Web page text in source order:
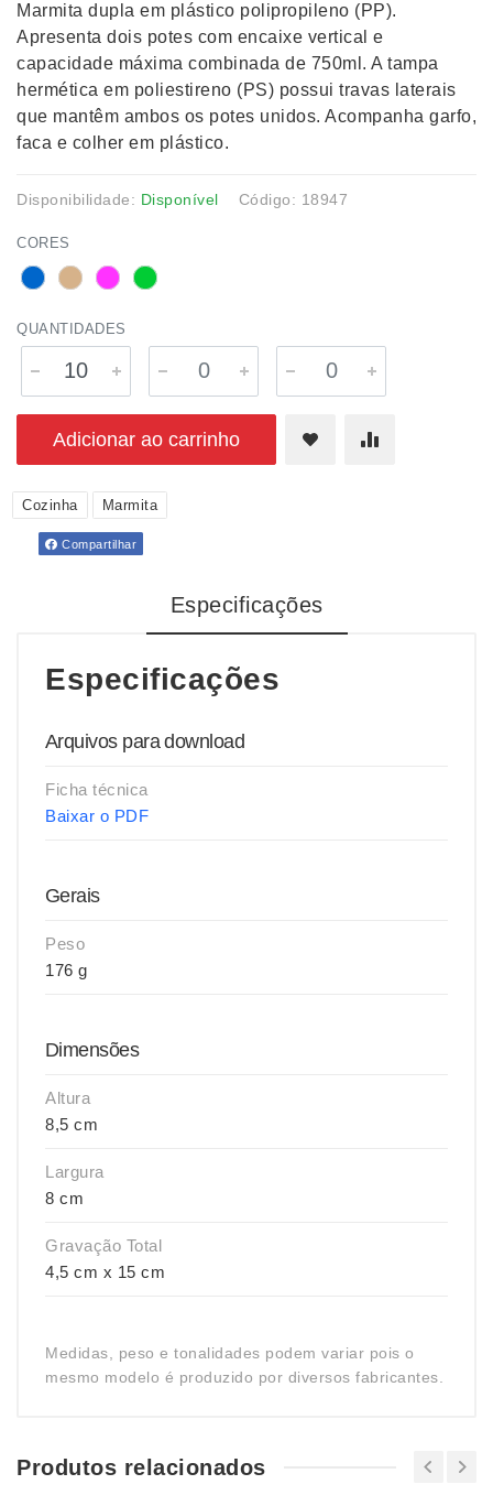
Marmita dupla em plástico polipropileno (PP).
Apresenta dois potes com encaixe vertical e
capacidade máxima combinada de 750ml. A tampa
hermética em poliestireno (PS) possui travas laterais
que mantêm ambos os potes unidos. Acompanha garfo,
faca e colher em plástico.
Disponibilidade: Disponível Código: 18947
CORES
QUANTIDADES
Adicionar ao carrinho
Cozinha Marmita
Compartilhar
Especificações
Especificações
Arquivos para download
Ficha técnica
Baixar o PDF
Gerais
Peso
176 g
Dimensões
Altura
8,5 cm
Largura
8 cm
Gravação Total
4,5 cm x 15 cm
Medidas, peso e tonalidades podem variar pois o
mesmo modelo é produzido por diversos fabricantes.
Produtos relacionados